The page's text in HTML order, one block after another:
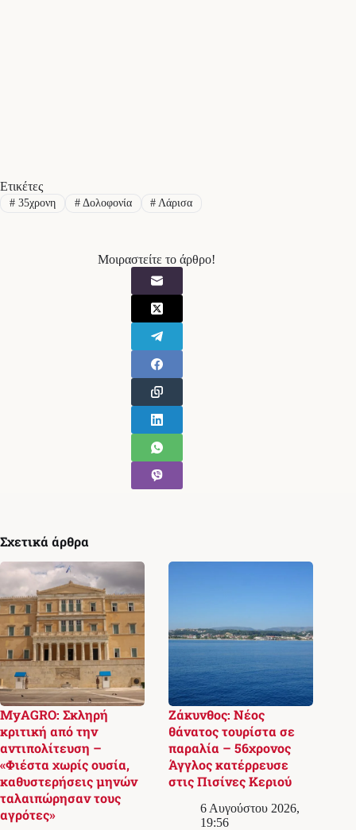
Ετικέτες
#35χρονη #Δολοφονία # Λάρισα
Μοιραστείτε το άρθρο!
Σχετικά άρθρα
MyAGRO: Σκληρή
κριτική από την
αντιπολίτευση –
«Φιέστα χωρίς ουσία,
καθυστερήσεις μηνών
ταλαιπώρησαν τους
αγρότες»
Ζάκυνθος: Νέος
θάνατος τουρίστα σε
παραλία – 56χρονος
Άγγλος κατέρρευσε
στις Πισίνες Κεριού
6 Αυγούστου 2026,
19:56